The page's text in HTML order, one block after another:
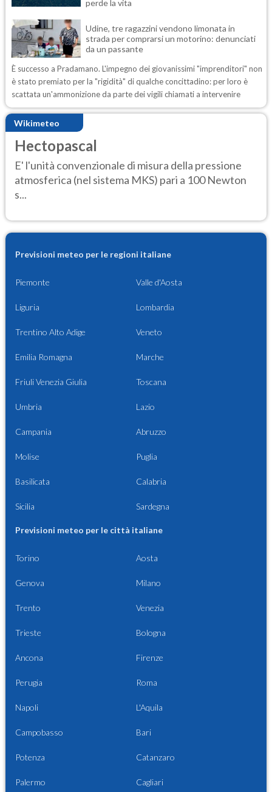
perde la vita
Udine, tre ragazzini vendono limonata in
strada per comprarsi un motorino: denunciati
da un passante
È successo a Pradamano. L'impegno dei giovanissimi "imprenditori" non
è stato premiato per la "rigidità" di qualche concittadino: per loro è
scattata un'ammonizione da parte dei vigili chiamati a intervenire
Wikimeteo
Hectopascal
E' l'unità convenzionale di misura della pressione
atmosferica (nel sistema MKS) pari a 100 Newton
s...
Previsioni meteo per le regioni italiane
Piemonte Valle d'Aosta
Liguria Lombardia
Trentino Alto Adige Veneto
Emilia Romagna Marche
Friuli Venezia Giulia Toscana
Umbria Lazio
Campania Abruzzo
Molise Puglia
Basilicata Calabria
Sicilia Sardegna
Previsioni meteo per le città italiane
Torino Aosta
Genova Milano
Trento Venezia
Trieste Bologna
Ancona Firenze
Perugia Roma
Napoli L'Aquila
Campobasso Bari
Potenza Catanzaro
Palermo Cagliari